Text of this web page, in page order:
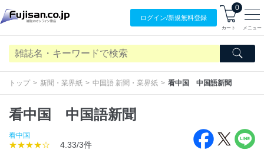
ログイン/新規無料登録
0
カート メニュー
トップ 新聞・業界紙 中国語 新聞・業界紙 看中国 中国語新聞
看中国 中国語新聞
看中国
★★★★☆ 4.33/3件